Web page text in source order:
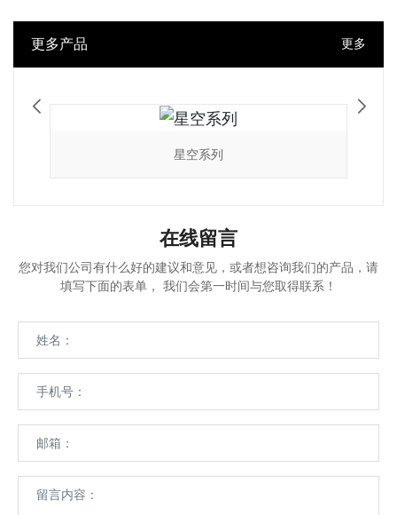
更多产品 更多
星空系列
在线留言
您对我们公司有什么好的建议和意见，或者想咨询我们的产品，请
填写下面的表单， 我们会第一时间与您取得联系！